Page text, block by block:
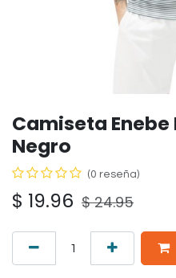
Camiseta
Negro
(0 reseña)
$ 19.96 $24.95